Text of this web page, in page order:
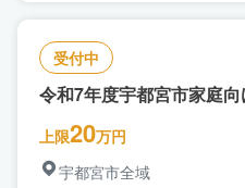
受付中
令和7年度宇都宮市家庭
上限20万円
宇都宮市全域